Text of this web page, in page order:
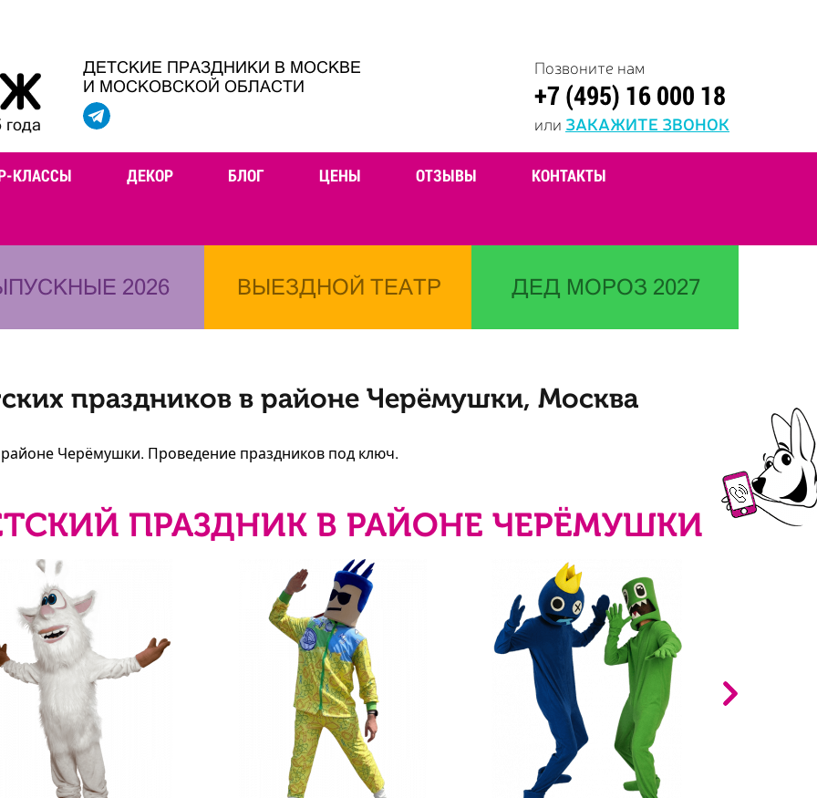
ДЕТСКИЕ ПРАЗДНИКИ В МОСКВЕ
И МОСКОВСКОЙ ОБЛАСТИ
Позвоните нам
+7 (495) 16 000 18
или ЗАКАЖИТЕ ЗВОНОК
КЛАССЫ ДЕКОР БЛОГ ЦЕНЫ ОТЗЫВЫ КОНТАКТЫ
2026 ВЫЕЗДНОЙ ТЕАТР ДЕД МОРОЗ 2027
праздников в районе Черёмушки, Москва
Черёмушки. Проведение праздников под ключ.
ПРАЗДНИК В РАЙОНЕ ЧЕРЁМУШКИ